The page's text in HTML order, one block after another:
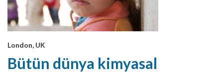
London, UK
Bütün dünya kimyasal